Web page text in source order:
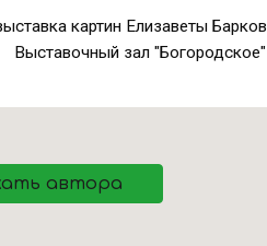
картин Елизаветы
Выставочный зал
автора